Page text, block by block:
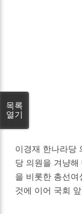
이경재 한나라당
당 의원을 겨냥
을 비롯한 총선
것에 이어 국회
목록
열기